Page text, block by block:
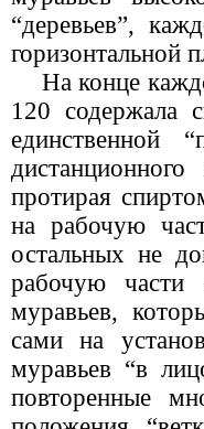
“деревьев”,
горизонтальной
На конце
120 содержала
единственной
протирая
на рабочую
остальных не
рабочую части
муравьев,
сами на
муравьев “в
повторенные